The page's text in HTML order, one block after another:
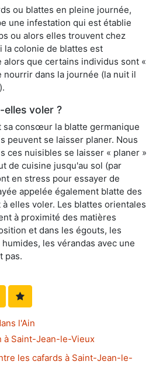
ou blattes en pleine journée,
une infestation qui est établie
ou alors elles trouvent chez
la colonie de blattes est
alors que certains individus sont «
dans la journée (la nuit il
voler ?
sa consœur la blatte germanique
peuvent se laisser planer. Nous
ces nuisibles se laisser « planer »
de cuisine jusqu'au sol (par
en stress pour essayer de
appelée également blatte des
elles voler. Les blattes orientales
à proximité des matières
et dans les égouts, les
les vérandas avec une
pas.
l'Ain
à Saint-Jean-le-Vieux
les cafards à Saint-Jean-le-